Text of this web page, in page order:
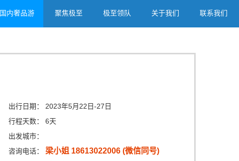
国内奢品游 聚焦极至 极至领队 关于我们 联系我们
出行日期：
2023年5月22日-27日
行程天数：
6天
出发城市：
咨询电话：
梁小姐 18613022006 (微信同号)